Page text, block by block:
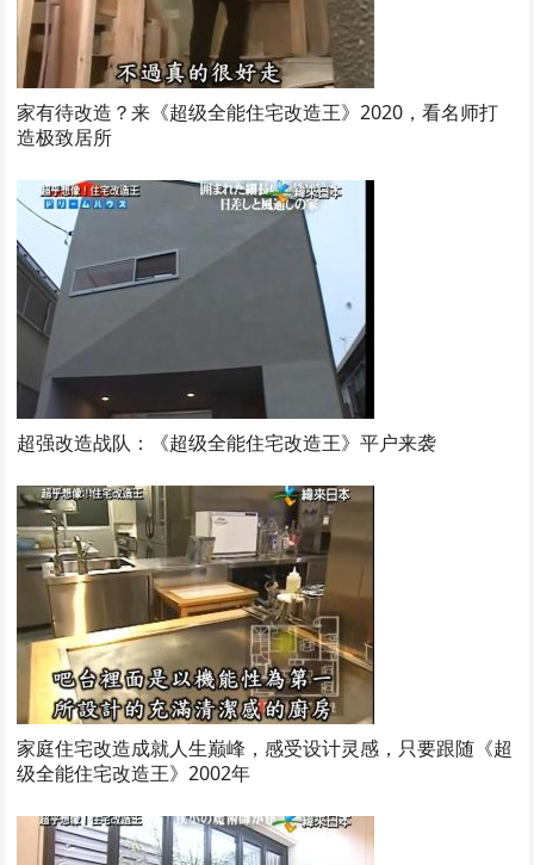
家有待改造？来《超级全能住宅改造王》2020，看名师打
造极致居所
超强改造战队：《超级全能住宅改造王》平户来袭
家庭住宅改造成就人生巅峰，感受设计灵感，只要跟随《超
级全能住宅改造王》2002年